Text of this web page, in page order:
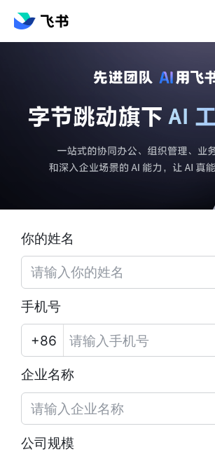
你的姓名
手机号
企业名称
公司规模